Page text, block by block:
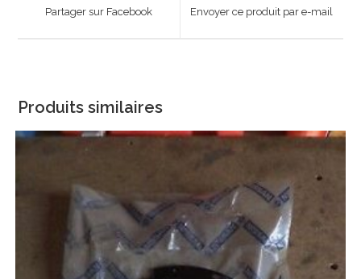
Partager sur Facebook
new
Envoyer ce produit par e-mail
Produits similaires